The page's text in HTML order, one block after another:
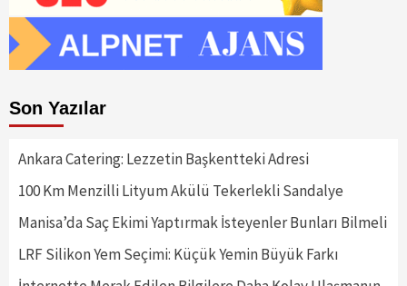
Son Yazılar
Ankara Catering: Lezzetin Başkentteki Adresi
100 Km Menzilli Lityum Akülü Tekerlekli Sandalye
Manisa’da Saç Ekimi Yaptırmak İsteyenler Bunları Bilmeli
LRF Silikon Yem Seçimi: Küçük Yemin Büyük Farkı